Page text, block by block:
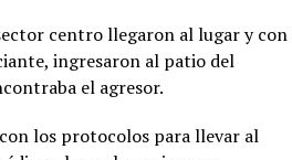
centro llegaron al lugar y con
ingresaron al patio del
el agresor.
los protocolos para llevar al